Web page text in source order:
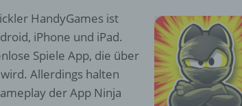
HandyGames ist
iPhone und iPad.
Spiele App, die über
Allerdings halten
der App Ninja